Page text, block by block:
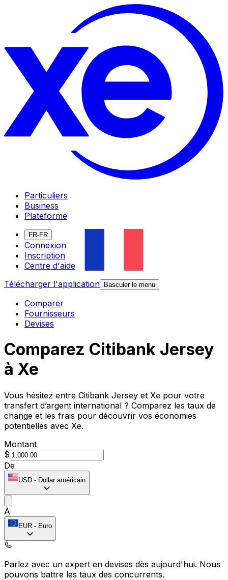
Particuliers
Business
Plateforme
FR-FR
Connexion
Inscription
Centre d'aide
Télécharger l'application
Basculer le menu
Comparer
Fournisseurs
Devises
Comparez Citibank Jersey
à Xe
Vous hésitez entre Citibank Jersey et Xe pour votre
transfert d’argent international ? Comparez les taux de
change et les frais pour découvrir vos économies
potentielles avec Xe.
Montant
$
De
USD - Dollar américain
À
EUR - Euro
Parlez avec un expert en devises dès aujourd'hui. Nous
pouvons battre les taux des concurrents.